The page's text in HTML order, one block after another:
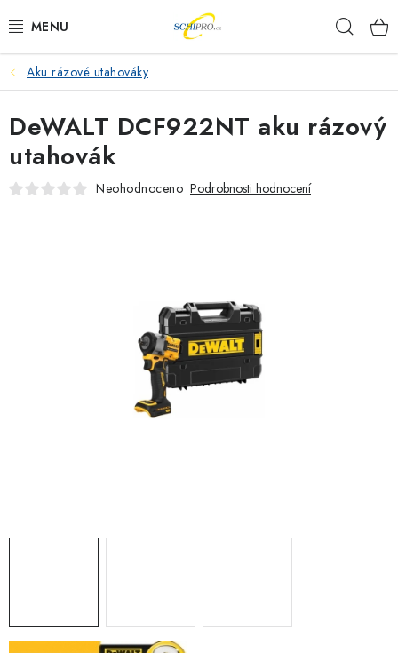
na
AKU NÁŘADÍ
ELEKTRICKÉ NÁŘADÍ
PŘÍSLUŠENSTVÍ
ZNAČKOVACÍ SPREJE
Aku rázové utahováky
DeWALT DCF922NT aku rázový
utahovák
Neohodnoceno Podrobnosti hodnocení